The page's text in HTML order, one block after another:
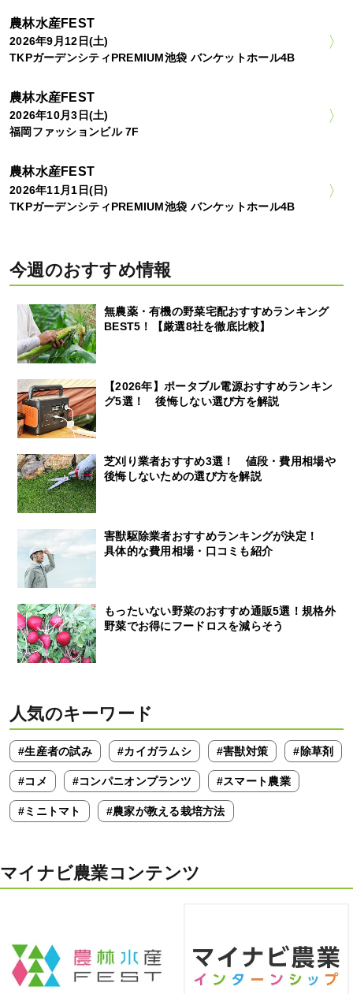
農林水産FEST
2026年9月12日(土)
TKPガーデンシティPREMIUM池袋 バンケットホール4B
農林水産FEST
2026年10月3日(土)
福岡ファッションビル 7F
農林水産FEST
2026年11月1日(日)
TKPガーデンシティPREMIUM池袋 バンケットホール4B
今週のおすすめ情報
無農薬・有機の野菜宅配おすすめランキング
BEST5！【厳選8社を徹底比較】
【2026年】ポータブル電源おすすめランキン
グ5選！ 後悔しない選び方を解説
芝刈り業者おすすめ3選！ 値段・費用相場や
後悔しないための選び方を解説
害獣駆除業者おすすめランキングが決定！
具体的な費用相場・口コミも紹介
もったいない野菜のおすすめ通販5選！規格外
野菜でお得にフードロスを減らそう
人気のキーワード
#生産者の試み #カイガラムシ #害獣対策 #除草剤
#コメ #コンパニオンプランツ #スマート農業
#ミニトマト #農家が教える栽培方法
マイナビ農業コンテンツ